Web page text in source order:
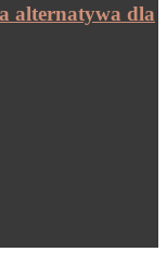
alternatywa dla